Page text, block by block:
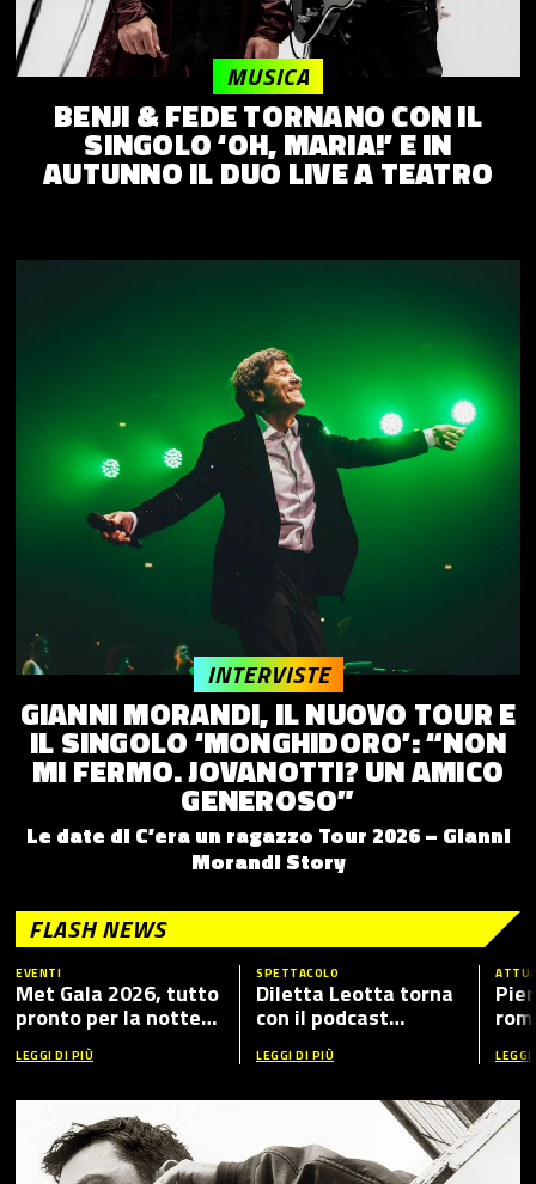
BENJI & FEDE TORNANO CON IL
SINGOLO ‘OH, MARIA!’ E IN
AUTUNNO IL DUO LIVE A TEATRO
MUSICA
GIANNI MORANDI, IL NUOVO TOUR E
IL SINGOLO ‘MONGHIDORO’: “NON
MI FERMO. JOVANOTTI? UN AMICO
GENEROSO”
Le date di C’era un ragazzo Tour 2026 – Gianni
Morandi Story
INTERVISTE
FLASH NEWS
EVENTI
Met Gala 2026, tutto
pronto per la notte
più fashion dell’anno:
tema, ospiti e dove
LEGGI DI PIÙ
SPETTACOLO
Diletta Leotta torna
con il podcast
“Mamma Dilettante
5”, ecco i nuovi ospiti
LEGGI DI PIÙ